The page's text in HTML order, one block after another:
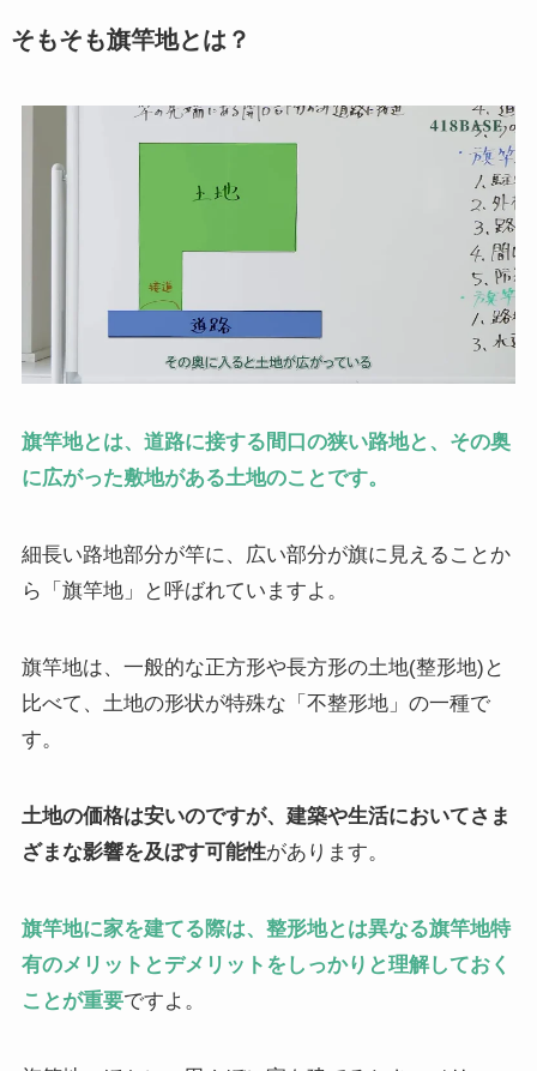
そもそも旗竿地とは？
旗竿地とは、道路に接する間口の狭い路地と、その奥
に広がった敷地がある土地のことです。
細長い路地部分が竿に、広い部分が旗に見えることか
ら「旗竿地」と呼ばれていますよ。
旗竿地は、一般的な正方形や長方形の土地(整形地)と
比べて、土地の形状が特殊な「不整形地」の一種で
す。
土地の価格は安いのですが、建築や生活においてさま
ざまな影響を及ぼす可能性があります。
旗竿地に家を建てる際は、整形地とは異なる旗竿地特
有のメリットとデメリットをしっかりと理解しておく
ことが重要ですよ。